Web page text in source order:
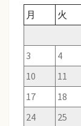
月
火
3
4
10
11
17
18
24
25